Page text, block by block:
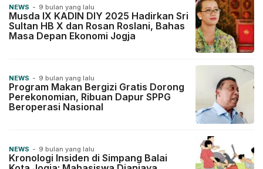
NEWS - 9 bulan yang lalu
Musda IX KADIN DIY 2025 Hadirkan Sri
Sultan HB X dan Rosan Roslani, Bahas
Masa Depan Ekonomi Jogja
NEWS - 9 bulan yang lalu
Program Makan Bergizi Gratis Dorong
Perekonomian, Ribuan Dapur SPPG
Beroperasi Nasional
NEWS - 9 bulan yang lalu
Kronologi Insiden di Simpang Balai